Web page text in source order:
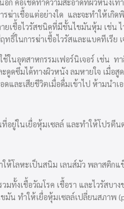
อก คือเช็ดทำความสะอาดที่ผิวหนังเ
ฆ่าเชื้อแต่อย่างใด และจะทำให้เกิด
ยเชื้อไวรัสชนิดที่มีชั้นไขมันหุ้ม เช่น ไ
ธิ์ในการฆ่าเชื้อไวรัสและแบคทีเรีย
ในอุตสาหกรรมเฟอร์นิเจอร์ เช่น ทา
ดซึมได้ทางผิวหนัง ลมหายใจ เมื่อสูด
และเสียชีวิตเมื่อดื่มเข้าไป ห้ามนำเ
อยู่ในเยื่อหุ้มเซลล์ และทำให้โปรตีน
ให้โลหะเป็นสนิม เลนส์มัว พลาสติก
ทั้งเชื้อวัณโรค เชื้อรา และไวรัสบา
มัน ทำให้เยื่อหุ้มเซลล์เปลี่ยนสภาพ